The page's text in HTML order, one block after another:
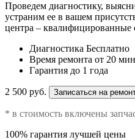
Проведем диагностику,
устраним ее в вашем
центра – квалифицированные
Диагностика Бесплатно
Время ремонта от 20
Гарантия до 1 года
2 500 руб. Записаться на
* в стоимость включены
100% гарантия лучшей цены